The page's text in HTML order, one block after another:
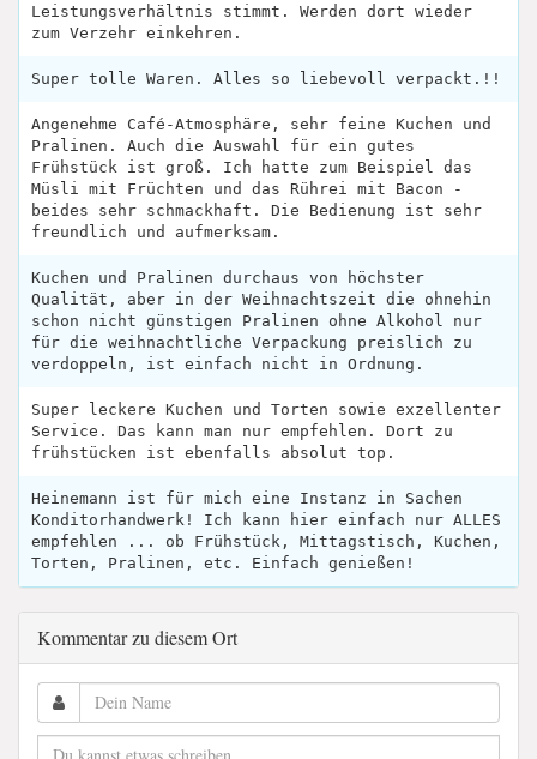
Leistungsverhältnis stimmt. Werden dort wieder
zum Verzehr einkehren.
Super tolle Waren. Alles so liebevoll verpackt.!!
Angenehme Café-Atmosphäre, sehr feine Kuchen und
Pralinen. Auch die Auswahl für ein gutes
Frühstück ist groß. Ich hatte zum Beispiel das
Müsli mit Früchten und das Rührei mit Bacon -
beides sehr schmackhaft. Die Bedienung ist sehr
freundlich und aufmerksam.
Kuchen und Pralinen durchaus von höchster
Qualität, aber in der Weihnachtszeit die ohnehin
schon nicht günstigen Pralinen ohne Alkohol nur
für die weihnachtliche Verpackung preislich zu
verdoppeln, ist einfach nicht in Ordnung.
Super leckere Kuchen und Torten sowie exzellenter
Service. Das kann man nur empfehlen. Dort zu
frühstücken ist ebenfalls absolut top.
Heinemann ist für mich eine Instanz in Sachen
Konditorhandwerk! Ich kann hier einfach nur ALLES
empfehlen ... ob Frühstück, Mittagstisch, Kuchen,
Torten, Pralinen, etc. Einfach genießen!
Kommentar zu diesem Ort